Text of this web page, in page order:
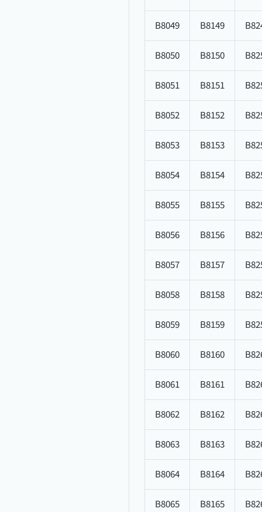
B8049 B8149
B8050 B8150
B8051 B8151
B8052 B8152
B8053 B8153
B8054 B8154
B8055 B8155
B8056 B8156
B8057 B8157
B8058 B8158
B8059 B8159
B8060 B8160
B8061 B8161
B8062 B8162
B8063 B8163
B8064 B8164
B8065 B8165